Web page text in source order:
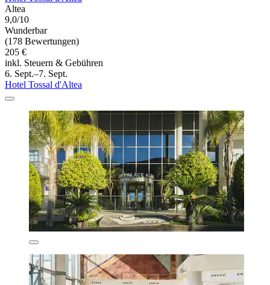
Altea
9,0/10
Wunderbar
(178 Bewertungen)
205 €
inkl. Steuern & Gebühren
6. Sept.–7. Sept.
Hotel Tossal d'Altea